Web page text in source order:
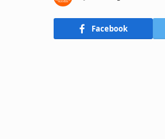
Facebook